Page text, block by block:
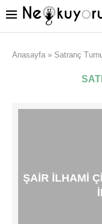
Anasayfa » Satranç
ŞAIR İLHAMI